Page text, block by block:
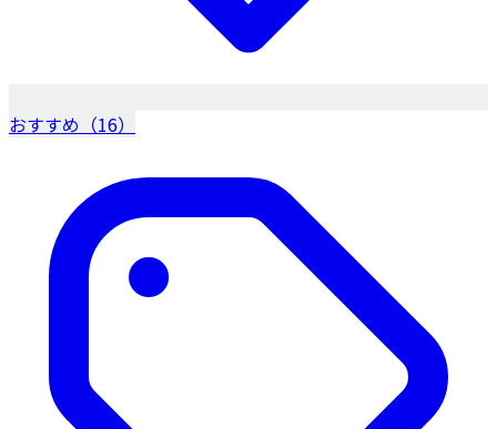
おすすめ（16）